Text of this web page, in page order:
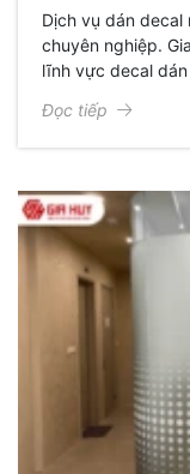
Dịch vụ dán decal
chuyên nghiệp.
lĩnh vực decal
Đọc tiếp